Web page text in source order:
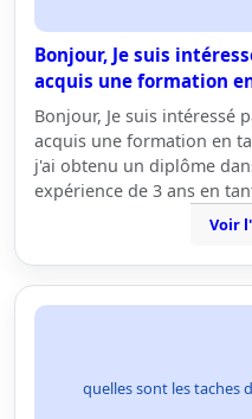
Bonjour, Je suis
acquis une formation
Bonjour, Je suis intéressé
acquis une formation en
j'ai obtenu un diplôme
expérience de 3 ans en
Voir
quelles sont les taches